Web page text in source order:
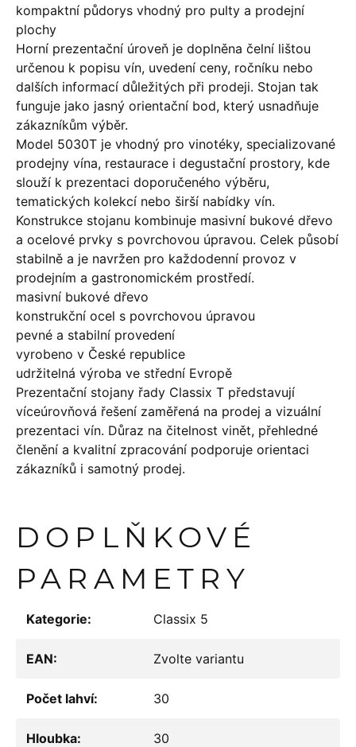
kompaktní půdorys vhodný pro pulty a prodejní
plochy
Horní prezentační úroveň je doplněna čelní lištou
určenou k popisu vín, uvedení ceny, ročníku nebo
dalších informací důležitých při prodeji. Stojan tak
funguje jako jasný orientační bod, který usnadňuje
zákazníkům výběr.
Model 5030T je vhodný pro vinotéky, specializované
prodejny vína, restaurace i degustační prostory, kde
slouží k prezentaci doporučeného výběru,
tematických kolekcí nebo širší nabídky vín.
Konstrukce stojanu kombinuje masivní bukové dřevo
a ocelové prvky s povrchovou úpravou. Celek působí
stabilně a je navržen pro každodenní provoz v
prodejním a gastronomickém prostředí.
masivní bukové dřevo
konstrukční ocel s povrchovou úpravou
pevné a stabilní provedení
vyrobeno v České republice
udržitelná výroba ve střední Evropě
Prezentační stojany řady Classix T představují
víceúrovňová řešení zaměřená na prodej a vizuální
prezentaci vín. Důraz na čitelnost vinět, přehledné
členění a kvalitní zpracování podporuje orientaci
zákazníků i samotný prodej.
DOPLŇKOVÉ
PARAMETRY
Kategorie: Classix 5
EAN: Zvolte variantu
Počet lahví: 30
Hloubka: 30